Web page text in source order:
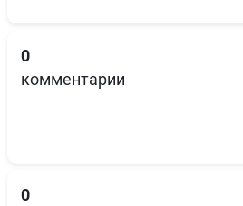
0
комментарии
0